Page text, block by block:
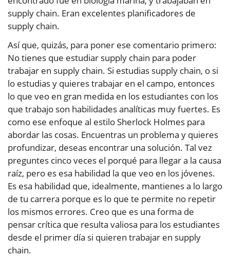
supply chain. Eran excelentes planificadores de
supply chain.
Así que, quizás, para poner ese comentario primero:
No tienes que estudiar supply chain para poder
trabajar en supply chain. Si estudias supply chain, o si
lo estudias y quieres trabajar en el campo, entonces
lo que veo en gran medida en los estudiantes con los
que trabajo son habilidades analíticas muy fuertes. Es
como ese enfoque al estilo Sherlock Holmes para
abordar las cosas. Encuentras un problema y quieres
profundizar, deseas encontrar una solución. Tal vez
preguntes cinco veces el porqué para llegar a la causa
raíz, pero es esa habilidad la que veo en los jóvenes.
Es esa habilidad que, idealmente, mantienes a lo largo
de tu carrera porque es lo que te permite no repetir
los mismos errores. Creo que es una forma de
pensar crítica que resulta valiosa para los estudiantes
desde el primer día si quieren trabajar en supply
chain.